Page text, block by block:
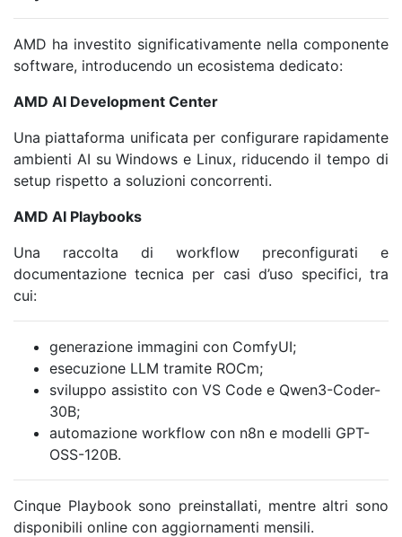
AMD ha investito significativamente nella componente
software, introducendo un ecosistema dedicato:
AMD AI Development Center
Una piattaforma unificata per configurare rapidamente
ambienti AI su Windows e Linux, riducendo il tempo di
setup rispetto a soluzioni concorrenti.
AMD AI Playbooks
Una raccolta di workflow preconfigurati e
documentazione tecnica per casi d’uso specifici, tra
cui:
generazione immagini con ComfyUI;
esecuzione LLM tramite ROCm;
sviluppo assistito con VS Code e Qwen3-Coder-
30B;
automazione workflow con n8n e modelli GPT-
OSS-120B.
Cinque Playbook sono preinstallati, mentre altri sono
disponibili online con aggiornamenti mensili.